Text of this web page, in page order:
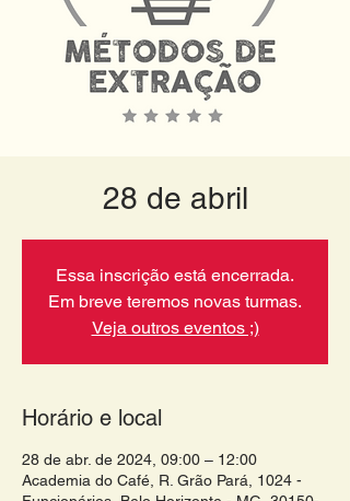
28 de abril
Essa inscrição está encerrada.
Em breve teremos novas turmas.
Veja outros eventos ;)
Horário e local
28 de abr. de 2024, 09:00 – 12:00
Academia do Café, R. Grão Pará, 1024 -